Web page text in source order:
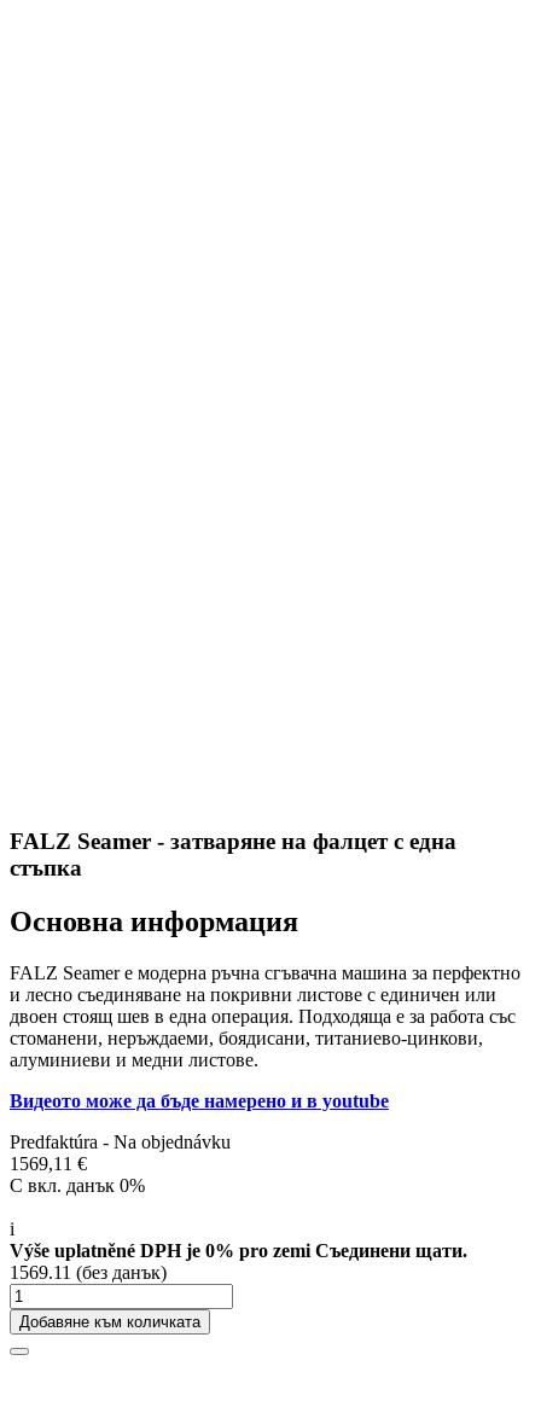
FALZ Seamer - затваряне на фалцет с една
стъпка
Основна информация
FALZ Seamer е модерна ръчна сгъвачна машина за перфектно
и лесно съединяване на покривни листове с единичен или
двоен стоящ шев в една операция. Подходяща е за работа със
стоманени, неръждаеми, боядисани, титаниево-цинкови,
алуминиеви и медни листове.
Видеото може да бъде намерено и в youtube
Predfaktúra - Na objednávku
1569,11 €
С вкл. данък 0%
i
Výše uplatněné DPH je 0% pro zemi Съединени щати.
1569.11 (без данък)
Добавяне към количката